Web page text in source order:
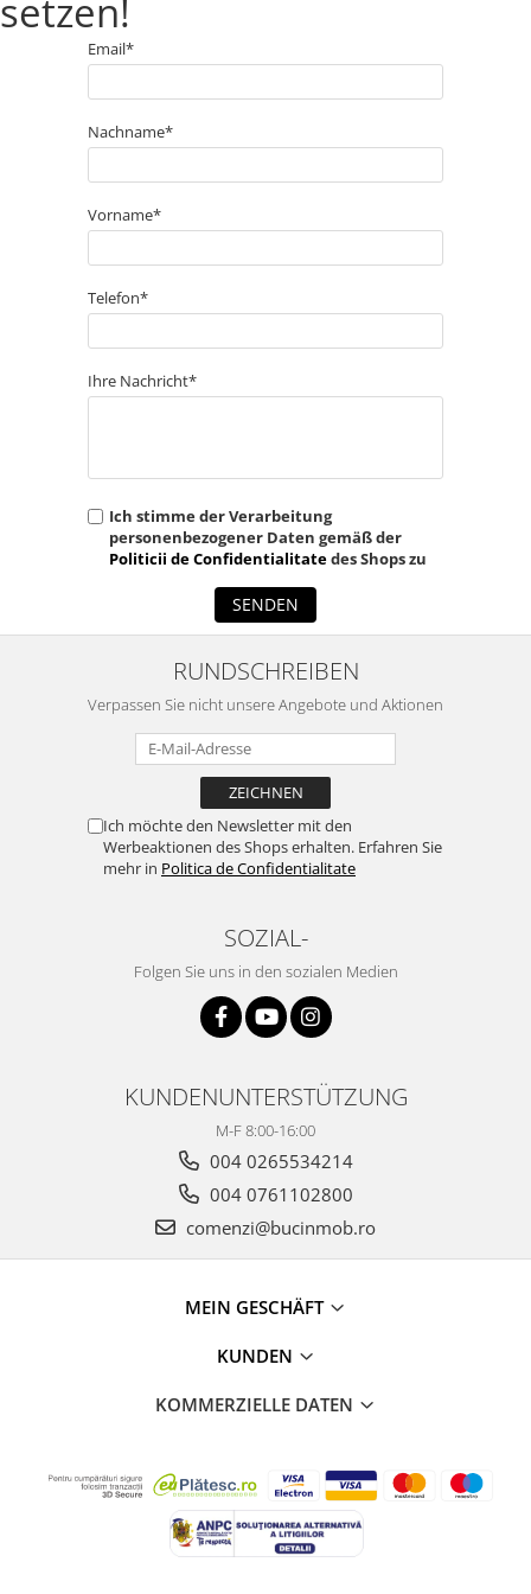
setzen!
Email*
Nachname*
Vorname*
Telefon*
Ihre Nachricht*
Ich stimme der Verarbeitung
personenbezogener Daten gemäß der
Politicii de Confidentialitatedes Shops zu
SENDEN
RUNDSCHREIBEN
Verpassen Sie nicht unsere Angebote und Aktionen
Ich möchte den Newsletter mit den
Werbeaktionen des Shops erhalten. Erfahren Sie
mehr in Politica de Confidentialitate
SOZIAL-
Folgen Sie uns in den sozialen Medien
KUNDENUNTERSTÜTZUNG
M-F 8:00-16:00
004 0265534214
004 0761102800
comenzi@bucinmob.ro
MEIN GESCHÄFT
KUNDEN
KOMMERZIELLE DATEN